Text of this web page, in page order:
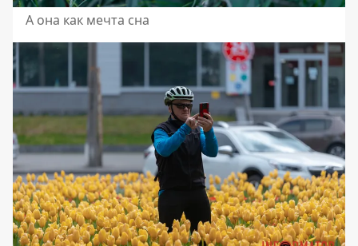
А она как мечта сна